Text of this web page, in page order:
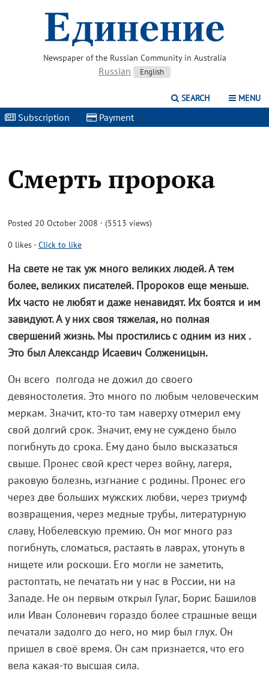
Newspaper of the Russian Community in Australia
Russian English
SEARCH MENU
Subscription | Payment |
Смерть пророка
Posted 20 October 2008 · (5513 views)
0 likes-Click to like
На свете не так уж много великих людей. А тем
более, великих писателей. Пророков еще меньше.
Их часто не любят и даже ненавидят. Их боятся и им
завидуют. А у них своя тяжелая, но полная
свершений жизнь. Мы простились с одним из них .
Это был Александр Исаевич Солженицын.
Он всего полгода не дожил до своего
девяностолетия. Это много по любым человеческим
меркам. Значит, кто-то там наверху отмерил ему
свой долгий срок. Значит, ему не суждено было
погибнуть до срока. Ему дано было высказаться
свыше. Пронес свой крест через войну, лагеря,
раковую болезнь, изгнание с родины. Пронес его
через две больших мужских любви, через триумф
возвращения, через медные трубы, литературную
славу, Нобелевскую премию. Он мог много раз
погибнуть, сломаться, растаять в лаврах, утонуть в
нищете или роскоши. Его могли не заметить,
растоптать, не печатать ни у нас в России, ни на
Западе. Не он первым открыл Гулаг, Борис Башилов
или Иван Солоневич гораздо более страшные вещи
печатали задолго до него, но мир был глух. Он
пришел в своё время. Он сам признается, что его
вела какая-то высшая сила.